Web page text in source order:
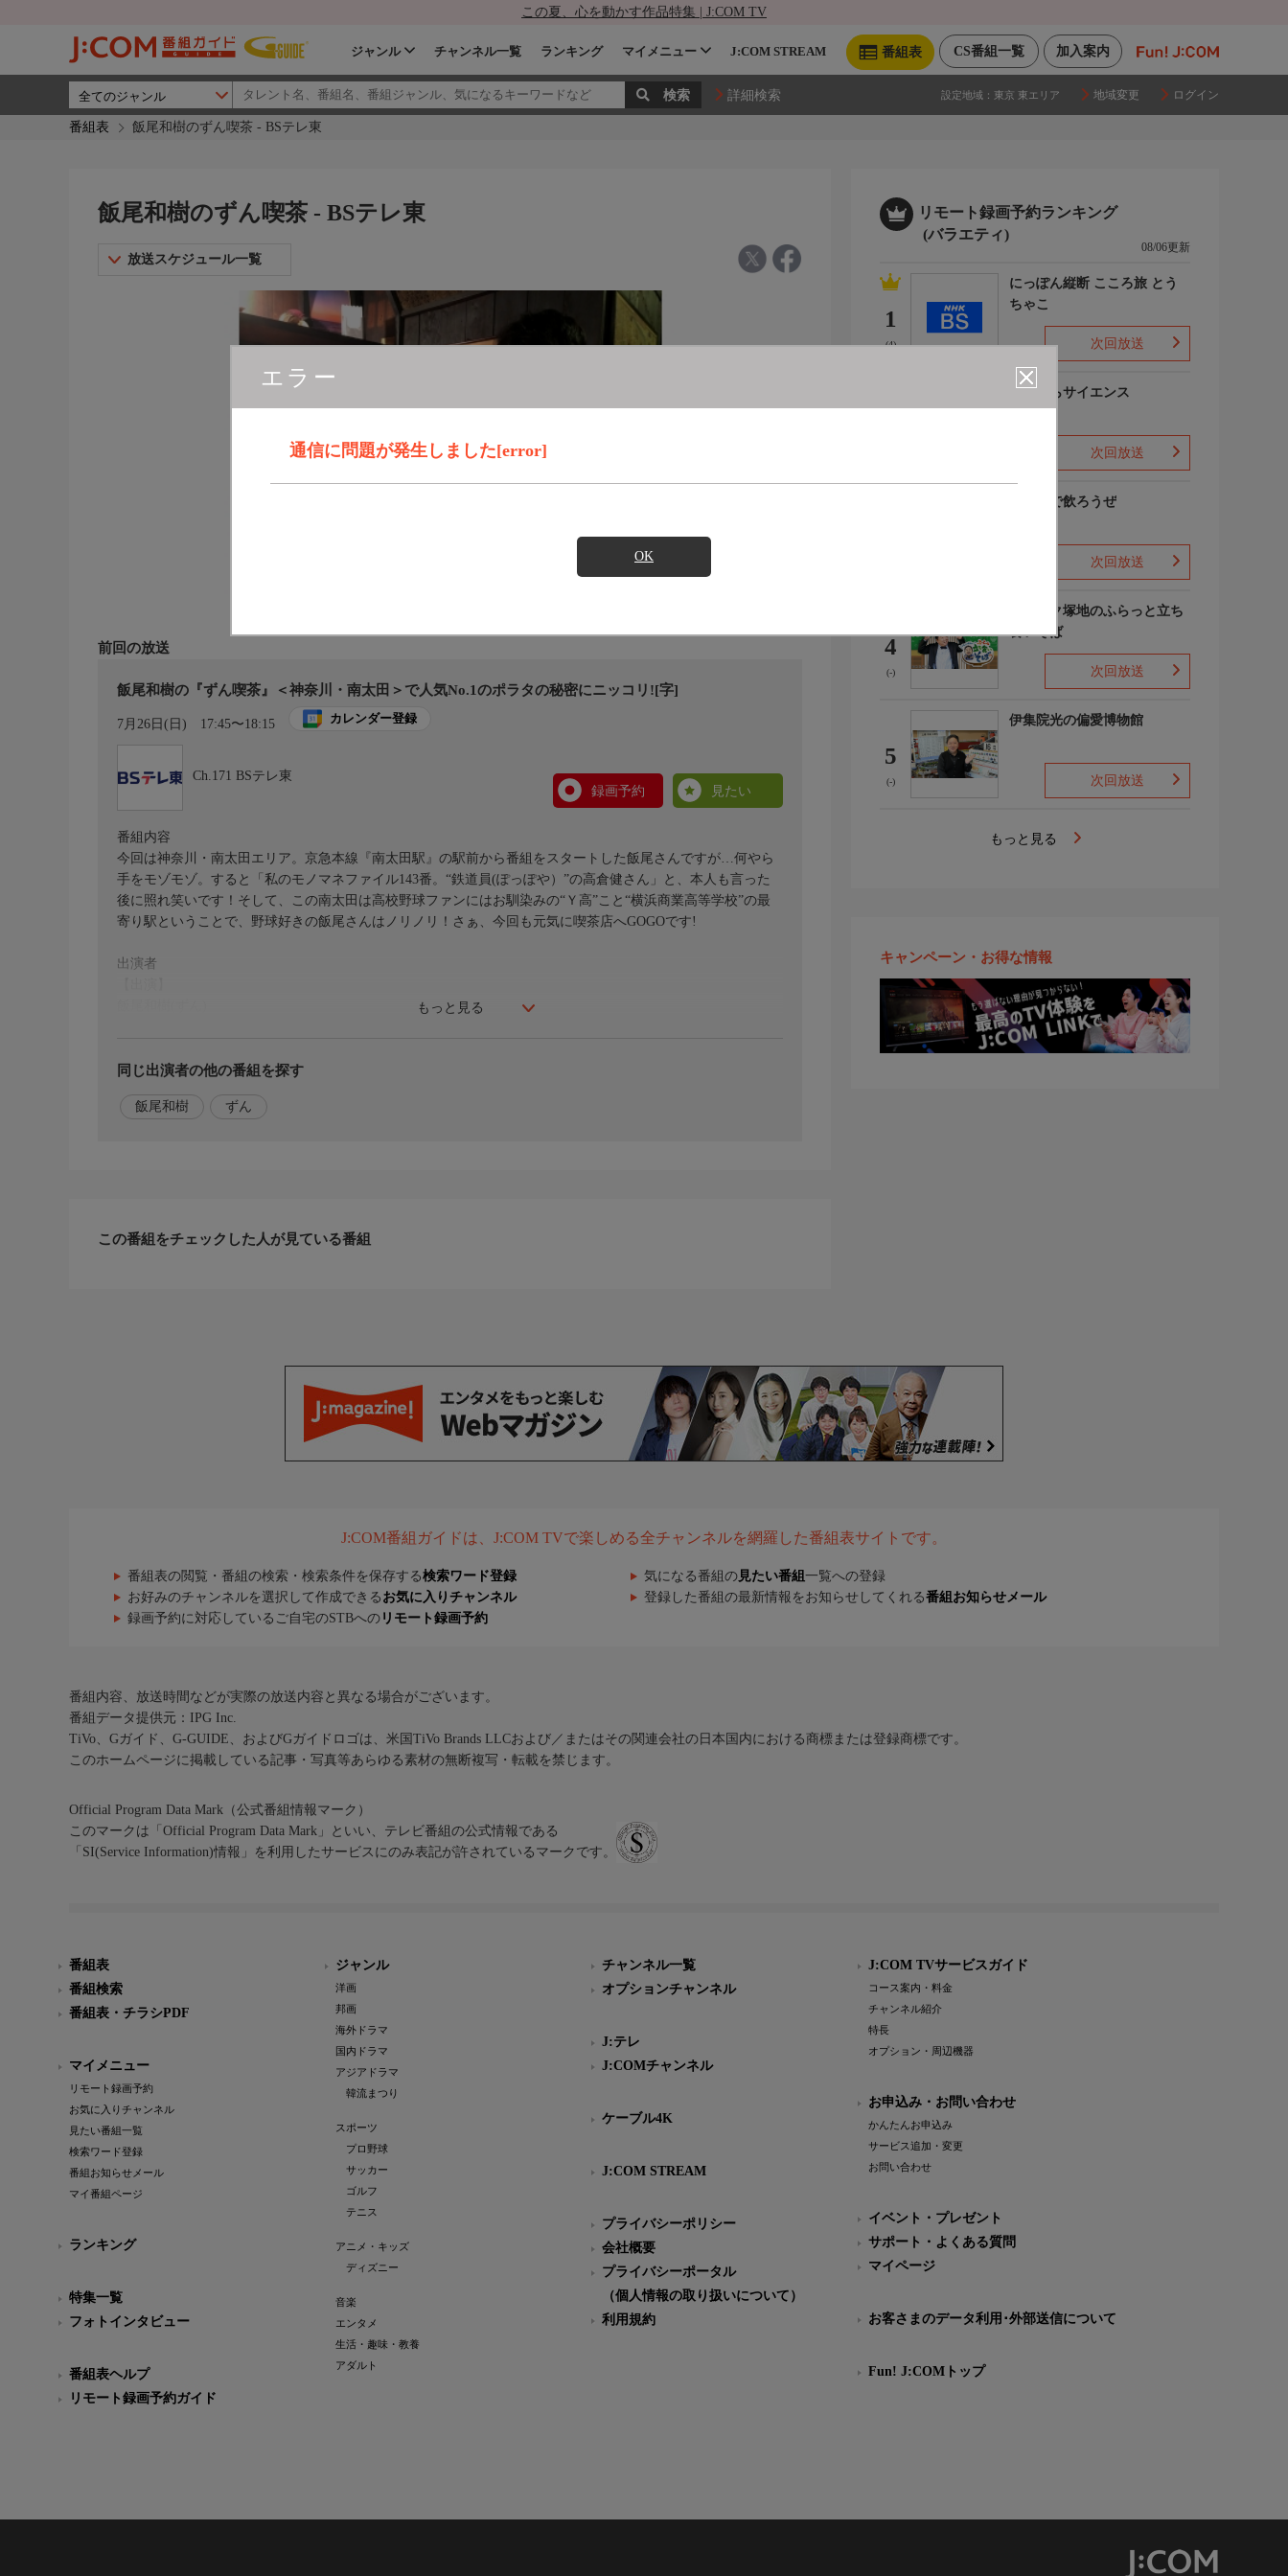
この夏、心を動かす作品特集 | J:COM TV
加入案内
CS番組一覧
番組表
ジャンル チャンネル一覧 ランキング マイメニュー J:COM STREAM
詳細検索 設定地域： 東京 東エリア 地域変更 ログイン
番組表 飯尾和樹のずん喫茶 - BSテレ東
エラー
通信に問題が発生しました[error]
OK
飯尾和樹のずん喫茶 - BSテレ東
放送スケジュール一覧
前回の放送
飯尾和樹の『ずん喫茶』＜神奈川・南太田＞で人気No.1のポラタの秘密にニッコリ![字]
7月26日(日) 17:45〜18:15 カレンダー登録
Ch.171 BSテレ東
録画予約
見たい
もっと見る
番組内容
今回は神奈川・南太田エリア。京急本線『南太田駅』の駅前から番組をスタートした飯尾さんですが…何やら
手をモゾモゾ。すると「私のモノマネファイル143番。“鉄道員(ぽっぽや）”の高倉健さん」と、本人も言った
後に照れ笑いです！そして、この南太田は高校野球ファンにはお馴染みの“Ｙ高”こと“横浜商業高等学校”の最
寄り駅ということで、野球好きの飯尾さんはノリノリ！さぁ、今回も元気に喫茶店へGOGOです!
出演者
「喫茶店が大好きっ！」そんな“ずんの飯尾和樹”が、気になる昭和レトロな『ずん喫茶』で美味しいコーヒー
を飯尾さん目線で楽しむ喫茶店めぐり旅。
次回の放送は8月2日!東京・西荻窪エリアの喫茶店をめぐります。お楽しみに!
放送後はTVerなどでも無料配信中です！ 便利な“お気に入り”登録も、よろしければぜひ!
同じ出演者の他の番組を探す
飯尾和樹 ずん
この番組をチェックした人が見ている番組
リモート録画予約ランキング
(バラエティ)
08/06更新
1
(4)
にっぽん縦断 こころ旅 とう
ちゃこ
次回放送
いまからサイエンス
次回放送
町中華で飲ろうぜ
次回放送
4
(-)
ドランク塚地のふらっと立ち
食いそば
次回放送
5
(-)
伊集院光の偏愛博物館
次回放送
もっと見る
キャンペーン・お得な情報
J:COM番組ガイドは、J:COM TVで楽しめる全チャンネルを網羅した番組表サイトです。
番組表の閲覧・番組の検索・検索条件を保存する検索ワード登録 気になる番組の 見たい番組 一覧への登録
お好みのチャンネルを選択して作成できる お気に入りチャンネル 登録した番組の最新情報をお知らせしてくれる番組お知らせメール
録画予約に対応しているご自宅のSTBへの リモート録画予約
番組内容、放送時間などが実際の放送内容と異なる場合がございます。
番組データ提供元：IPG Inc.
TiVo、Gガイド、G-GUIDE、およびGガイドロゴは、米国TiVo Brands LLCおよび／またはその関連会社の日本国内における商標または登録商標です。
このホームページに掲載している記事・写真等あらゆる素材の無断複写・転載を禁じます。
Official Program Data Mark（公式番組情報マーク）
このマークは「Official Program Data Mark」といい、テレビ番組の公式情報である
「SI(Service Information)情報」を利用したサービスにのみ表記が許されているマークです。
番組表
番組検索
番組表・チラシPDF
マイメニュー
リモート録画予約
お気に入りチャンネル
見たい番組一覧
検索ワード登録
番組お知らせメール
マイ番組ページ
ランキング
特集一覧
フォトインタビュー
番組表ヘルプ
リモート録画予約ガイド
ジャンル
洋画
邦画
海外ドラマ
国内ドラマ
アジアドラマ
韓流まつり
スポーツ
プロ野球
サッカー
ゴルフ
テニス
アニメ・キッズ
ディズニー
音楽
エンタメ
生活・趣味・教養
アダルト
チャンネル一覧
オプションチャンネル
J:テレ
J:COMチャンネル
ケーブル4K
J:COM STREAM
プライバシーポリシー
会社概要
プライバシーポータル
（個人情報の取り扱いについて）
利用規約
J:COM TVサービスガイド
コース案内・料金
チャンネル紹介
特長
オプション・周辺機器
お申込み・お問い合わせ
かんたんお申込み
サービス追加・変更
お問い合わせ
イベント・プレゼント
サポート・よくある質問
マイページ
お客さまのデータ利用･外部送信について
Fun! J:COMトップ